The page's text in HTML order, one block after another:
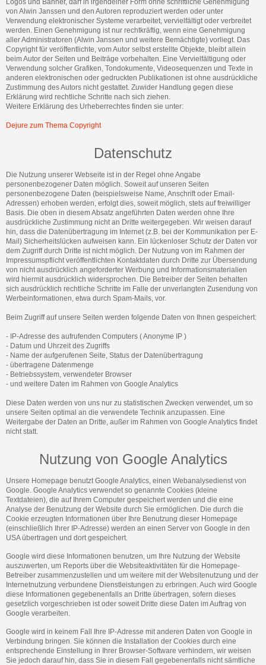
Logos und Banner, darf in irgendeiner Form ohne schriftliche Genehmigung
von Alwin Janssen und den Autoren reproduziert werden oder unter
Verwendung elektronischer Systeme verarbeitet, vervielfältigt oder verbreitet
werden. Einen Genehmigung ist nur rechtkräftig, wenn eine Genehmigung
aller Administratoren (Alwin Janssen und weitere Bemächtigte) vorliegt. Das
Copyright für veröffentlichte, vom Autor selbst erstellte Objekte, bleibt allein
beim Autor der Seiten und Beiträge vorbehalten. Eine Vervielfältigung oder
Verwendung solcher Grafiken, Tondokumente, Videosequenzen und Texte in
anderen elektronischen oder gedruckten Publikationen ist ohne ausdrückliche
Zustimmung des Autors nicht gestattet. Zuwider Handlung gegen diese
Erklärung wird rechtliche Schritte nach sich ziehen.
Weitere Erklärung des Urheberrechtes finden sie unter:
Dejure zum Thema Copyright
Datenschutz
Die Nutzung unserer Webseite ist in der Regel ohne Angabe
personenbezogener Daten möglich. Soweit auf unseren Seiten
personenbezogene Daten (beispielsweise Name, Anschrift oder Email-
Adressen) erhoben werden, erfolgt dies, soweit möglich, stets auf freiwilliger
Basis. Die oben in diesem Absatz angeführten Daten werden ohne Ihre
ausdrückliche Zustimmung nicht an Dritte weitergegeben. Wir weisen darauf
hin, dass die Datenübertragung im Internet (z.B. bei der Kommunikation per E-
Mail) Sicherheitslücken aufweisen kann. Ein lückenloser Schutz der Daten vor
dem Zugriff durch Dritte ist nicht möglich. Der Nutzung von im Rahmen der
Impressumspflicht veröffentlichten Kontaktdaten durch Dritte zur Übersendung
von nicht ausdrücklich angeforderter Werbung und Informationsmaterialien
wird hiermit ausdrücklich widersprochen. Die Betreiber der Seiten behalten
sich ausdrücklich rechtliche Schritte im Falle der unverlangten Zusendung von
Werbeinformationen, etwa durch Spam-Mails, vor.
Beim Zugriff auf unsere Seiten werden folgende Daten von Ihnen gespeichert:
- IP-Adresse des aufrufenden Computers ( Anonyme IP )
- Datum und Uhrzeit des Zugriffs
- Name der aufgerufenen Seite, Status der Datenübertragung
- übertragene Datenmenge
- Betriebssystem, verwendeter Browser
- und weitere Daten im Rahmen von Google Analytics
Diese Daten werden von uns nur zu statistischen Zwecken verwendet, um so
unsere Seiten optimal an die verwendete Technik anzupassen. Eine
Weitergabe der Daten an Dritte, außer im Rahmen von Google Analytics findet
nicht statt.
Nutzung von Google Analytics
Unsere Homepage benutzt Google Analytics, einen Webanalysedienst von
Google. Google Analytics verwendet so genannte Cookies (kleine
Textdateien), die auf Ihrem Computer gespeichert werden und die eine
Analyse der Benutzung der Website durch Sie ermöglichen. Die durch die
Cookie erzeugten Informationen über Ihre Benutzung dieser Homepage
(einschließlich Ihrer IP-Adresse) werden an einen Server von Google in den
USA übertragen und dort gespeichert.
Google wird diese Informationen benutzen, um Ihre Nutzung der Website
auszuwerten, um Reports über die Websiteaktivitäten für die Homepage-
Betreiber zusammenzustellen und um weitere mit der Websitenutzung und der
Internetnutzung verbundene Dienstleistungen zu erbringen. Auch wird Google
diese Informationen gegebenenfalls an Dritte übertragen, sofern dieses
gesetzlich vorgeschrieben ist oder soweit Dritte diese Daten im Auftrag von
Google verarbeiten.
Google wird in keinem Fall Ihre IP-Adresse mit anderen Daten von Google in
Verbindung bringen. Sie können die Installation der Cookies durch eine
entsprechende Einstellung in Ihrer Browser-Software verhindern, wir weisen
Sie jedoch darauf hin, dass Sie in diesem Fall gegebenenfalls nicht sämtliche